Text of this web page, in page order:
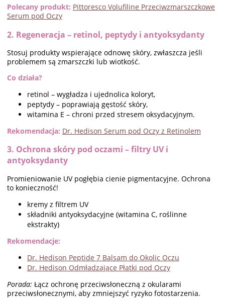
Polecany produkt: Pittoresco Volufiline Przeciwzmarszczkowe
Serum pod Oczy
2. Regeneracja – retinol, peptydy i antyoksydanty
Stosuj produkty wspierające odnowę skóry, zwłaszcza jeśli
problemem są zmarszczki lub wiotkość.
Co działa?
retinol – wygładza i ujednolica koloryt,
peptydy – poprawiają gęstość skóry,
witamina E – chroni przed stresem oksydacyjnym.
Rekomendacja: Dr. Hedison Serum pod Oczy z Retinolem
3. Ochrona skóry pod oczami – filtry UV i
antyoksydanty
Promieniowanie UV pogłębia cienie pigmentacyjne. Ochrona
to konieczność!
kremy z filtrem UV
składniki antyoksydacyjne (witamina C, roślinne
ekstrakty)
Rekomendacje:
Dr. Hedison Peptide 7 Balsam do Okolic Oczu
Dr. Hedison Odmładzające Płatki pod Oczy
Porada: Łącz ochronę przeciwsłoneczną z okularami
przeciwsłonecznymi, aby zmniejszyć ryzyko fotostarzenia.